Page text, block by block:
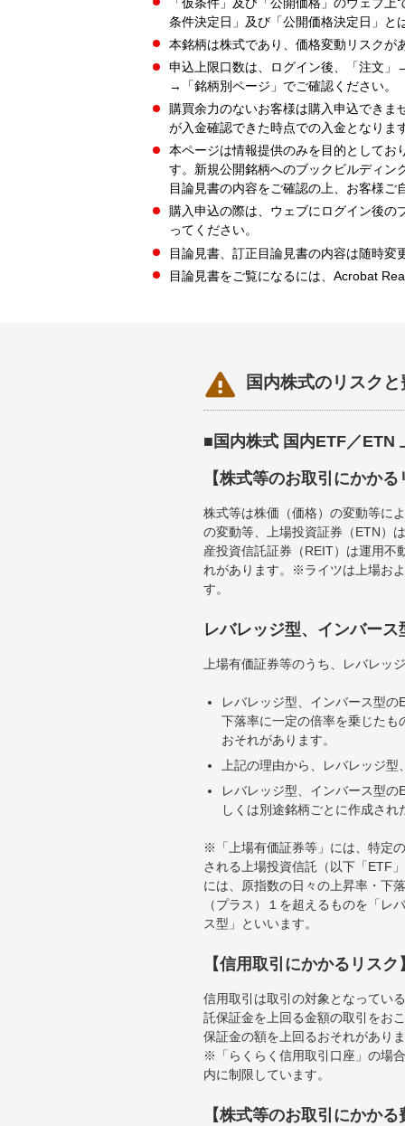
条件決定日」及び「公開価格決定日」と
本銘柄は株式であり、価格変動リスクが
申込上限口数は、ログイン後、「注文
→「銘柄別ページ」でご確認ください。
購買余力のないお客様は購入申込でき
が入金確認できた時点での入金となりま
本ページは情報提供のみを目的としてお
す。新規公開銘柄へのブックビルディン
目論見書の内容をご確認の上、お客様
購入申込の際は、ウェブにログイン後の
ってください。
目論見書、訂正目論見書の内容は随時変
目論見書をご覧になるには、Acrobat
 国内株式のリスク
■国内株式 国内ETF／ETN
【株式等のお取引にかか
株式等は株価（価格）の変動等に
の変動等、上場投資証券（ETN）
産投資信託証券（REIT）は運用不
れがあります。※ライツは上場お
す。
レバレッジ型、インバー
上場有価証券等のうち、レバレ
レバレッジ型、インバース型
下落率に一定の倍率を乗じた
おそれがあります。
上記の理由から、レバレッジ
レバレッジ型、インバース型
しくは別途銘柄ごとに作成さ
※「上場有価証券等」には、特定
される上場投資信託（以下「ETF
には、原指数の日々の上昇率・下
（プラス）１を超えるものを「
ス型」といいます。
【信用取引にかかるリスク
信用取引は取引の対象となってい
託保証金を上回る金額の取引をお
保証金の額を上回るおそれがあり
※「らくらく信用取引口座」の場
内に制限しています。
【株式等のお取引にかかる